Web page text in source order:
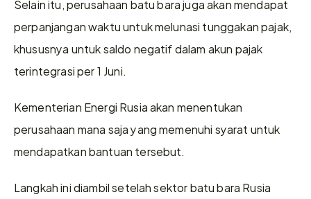
Selain itu, perusahaan batu bara juga akan mendapat
perpanjangan waktu untuk melunasi tunggakan pajak,
khususnya untuk saldo negatif dalam akun pajak
terintegrasi per 1 Juni.
Kementerian Energi Rusia akan menentukan
perusahaan mana saja yang memenuhi syarat untuk
mendapatkan bantuan tersebut.
Langkah ini diambil setelah sektor batu bara Rusia